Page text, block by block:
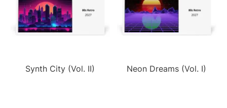
Synth City (Vol. II) Neon Dreams (Vol. I)